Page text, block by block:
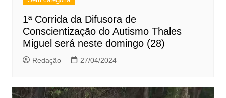
1ª Corrida da Difusora de
Conscientização do Autismo Thales
Miguel será neste domingo (28)
Redação 27/04/2024